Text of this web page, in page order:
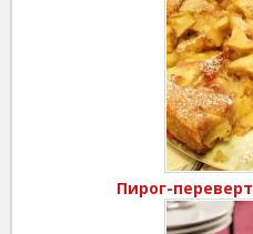
Пирог-